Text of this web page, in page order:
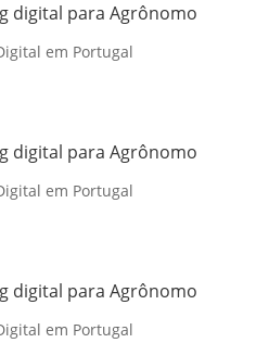
digital para Agrônomo
em Portugal
digital para Agrônomo
em Portugal
digital para Agrônomo
em Portugal